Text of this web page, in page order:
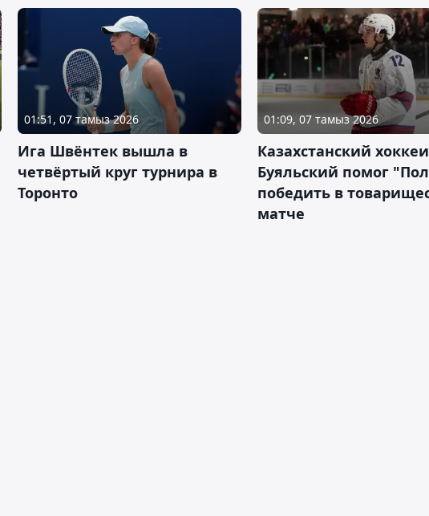
01:51, 07 тамыз 2026
Ига Швёнтек вышла в
четвёртый круг турнира в
Торонто
01:09, 07 тамыз 2026
Казахстанский
Буяльский помог
победить в
матче